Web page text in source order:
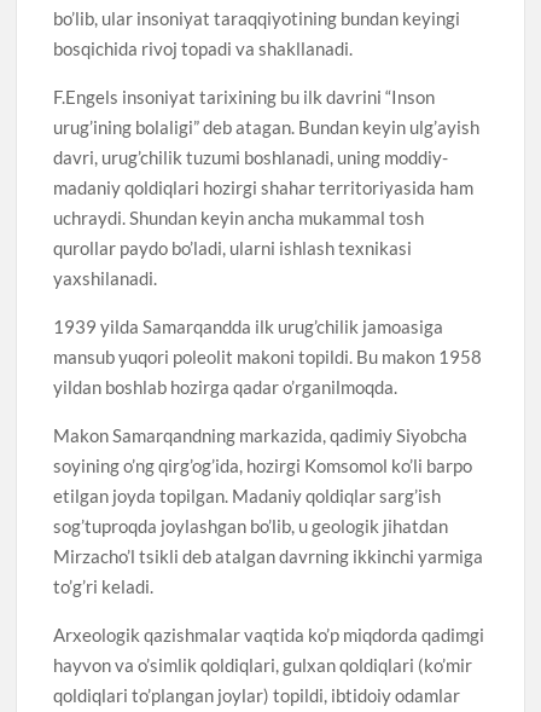
bo’lib, ular insoniyat taraqqiyotining bundan keyingi
bosqichida rivoj topadi va shakllanadi.
F.Engels insoniyat tarixining bu ilk davrini “Inson
urug’ining bolaligi” deb atagan. Bundan keyin ulg’ayish
davri, urug’chilik tuzumi boshlanadi, uning moddiy-
madaniy qoldiqlari hozirgi shahar territoriyasida ham
uchraydi. Shundan keyin ancha mukammal tosh
qurollar paydo bo’ladi, ularni ishlash texnikasi
yaxshilanadi.
1939 yilda Samarqandda ilk urug’chilik jamoasiga
mansub yuqori poleolit makoni topildi. Bu makon 1958
yildan boshlab hozirga qadar o’rganilmoqda.
Makon Samarqandning markazida, qadimiy Siyobcha
soyining o’ng qirg’og’ida, hozirgi Komsomol ko’li barpo
etilgan joyda topilgan. Madaniy qoldiqlar sarg’ish
sog’tuproqda joylashgan bo’lib, u geologik jihatdan
Mirzacho’l tsikli deb atalgan davrning ikkinchi yarmiga
to’g’ri keladi.
Arxeologik qazishmalar vaqtida ko’p miqdorda qadimgi
hayvon va o’simlik qoldiqlari, gulxan qoldiqlari (ko’mir
qoldiqlari to’plangan joylar) topildi, ibtidoiy odamlar